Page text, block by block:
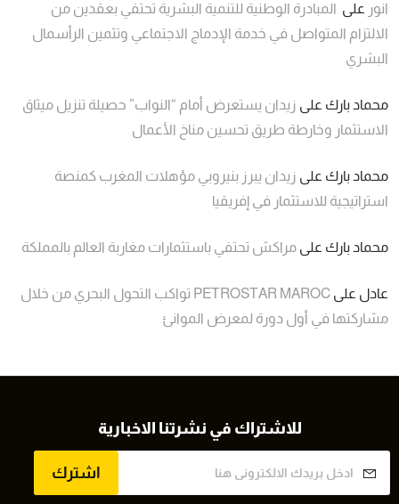
انور على المبادرة الوطنية للتنمية البشرية تحتفي بعقدين من
الالتزام المتواصل في خدمة الإدماج الاجتماعي وتثمين الرأسمال
البشري
محماد بارك على زيدان يستعرض أمام “النواب” حصيلة تنزيل ميثاق
الاستثمار وخارطة طريق تحسين مناخ الأعمال
محماد بارك على زيدان يبرز بنيروبي مؤهلات المغرب كمنصة
استراتيجية للاستثمار في إفريقيا
محماد بارك على مراكش تحتفي باستثمارات مغاربة العالم بالمملكة
عادل على
PETROSTAR MAROC تواكب التحول البحري من خلال
مشاركتها في أول دورة لمعرض الموانئ
للاشتراك في نشرتنا الاخبارية
اشترك